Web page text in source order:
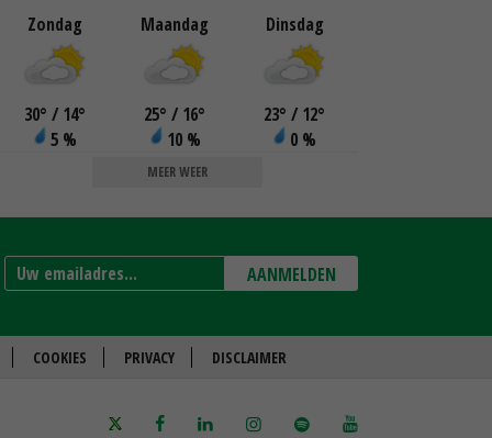
Zondag
30° / 14°
5 %
Maandag
25° / 16°
10 %
Dinsdag
23° / 12°
0 %
MEER WEER
AANMELDEN
COOKIES PRIVACY DISCLAIMER